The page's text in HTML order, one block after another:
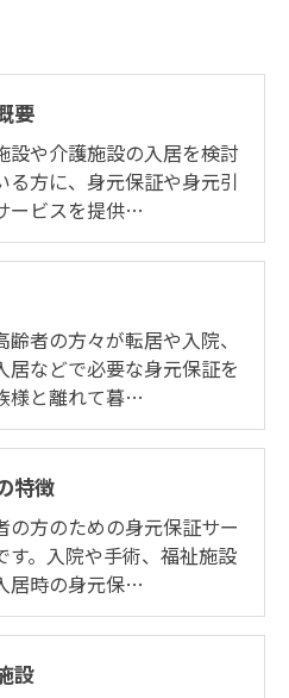
要
設や介護施設の入居を検討
る方に、身元保証や身元引
ービスを提供…
齢者の方々が転居や入院、
居などで必要な身元保証を
様と離れて暮…
特徴
の方のための身元保証サー
す。入院や手術、福祉施設
居時の身元保…
設